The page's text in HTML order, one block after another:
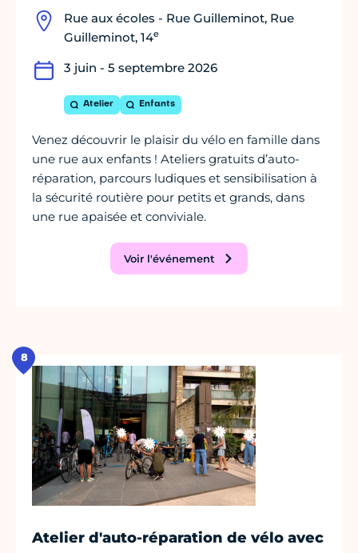
Rue aux écoles - Rue Guilleminot, Rue
Guilleminot, 14e
3 juin - 5 septembre 2026
Atelier Enfants
Venez découvrir le plaisir du vélo en famille dans
une rue aux enfants ! Ateliers gratuits d’auto-
réparation, parcours ludiques et sensibilisation à
la sécurité routière pour petits et grands, dans
une rue apaisée et conviviale.
Voir l'événement
8
Atelier d'auto-réparation de vélo avec